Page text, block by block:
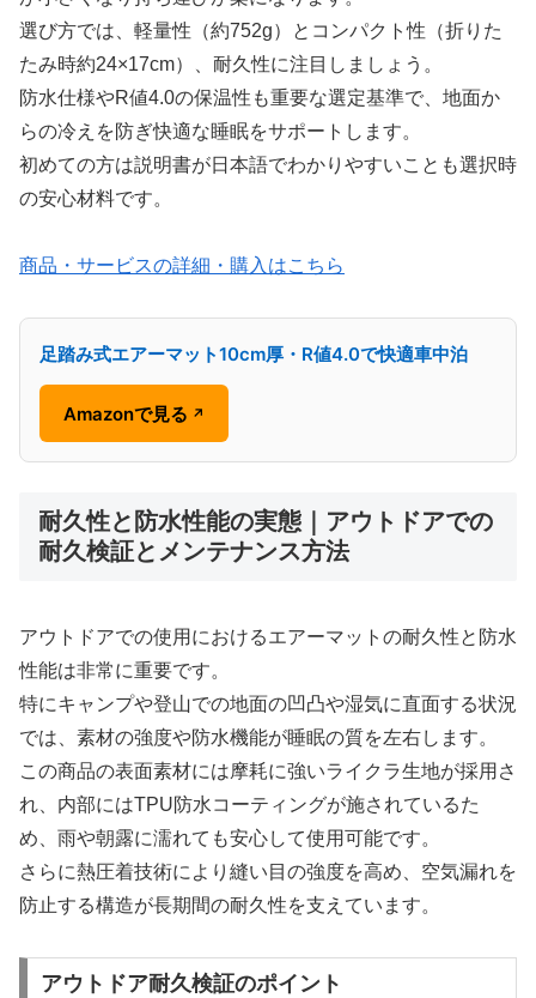
選び方では、軽量性（約752g）とコンパクト性（折りた
たみ時約24×17cm）、耐久性に注目しましょう。
防水仕様やR値4.0の保温性も重要な選定基準で、地面か
らの冷えを防ぎ快適な睡眠をサポートします。
初めての方は説明書が日本語でわかりやすいことも選択時
の安心材料です。
商品・サービスの詳細・購入はこちら
足踏み式エアーマット10cm厚・R値4.0で快適車中泊
Amazonで見る ↗
耐久性と防水性能の実態｜アウトドアでの
耐久検証とメンテナンス方法
アウトドアでの使用におけるエアーマットの耐久性と防水
性能は非常に重要です。
特にキャンプや登山での地面の凹凸や湿気に直面する状況
では、素材の強度や防水機能が睡眠の質を左右します。
この商品の表面素材には摩耗に強いライクラ生地が採用さ
れ、内部にはTPU防水コーティングが施されているた
め、雨や朝露に濡れても安心して使用可能です。
さらに熱圧着技術により縫い目の強度を高め、空気漏れを
防止する構造が長期間の耐久性を支えています。
アウトドア耐久検証のポイント